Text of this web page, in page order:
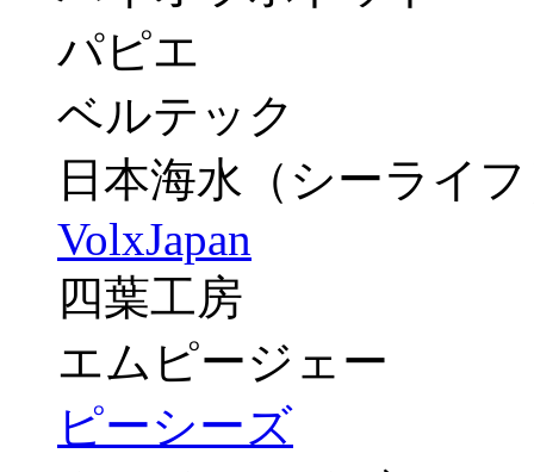
パピエ
ベルテック
日本海水（シーライ
VolxJapan
四葉工房
エムピージェー
ピーシーズ